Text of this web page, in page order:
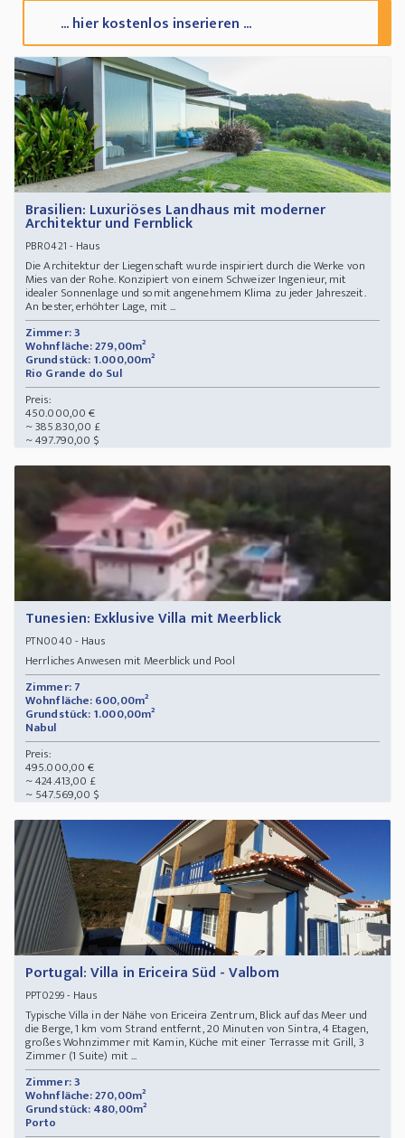
... hier kostenlos inserieren ...
Brasilien: Luxuriöses Landhaus mit moderner
Architektur und Fernblick
PBR0421 - Haus
Die Architektur der Liegenschaft wurde inspiriert durch die Werke von
Mies van der Rohe. Konzipiert von einem Schweizer Ingenieur, mit
idealer Sonnenlage und somit angenehmem Klima zu jeder Jahreszeit.
An bester, erhöhter Lage, mit ...
Zimmer: 3
Wohnfläche: 279,00m²
Grundstück: 1.000,00m²
Rio Grande do Sul
Preis:
450.000,00 €
~ 385.830,00 £
~ 497.790,00 $
Tunesien: Exklusive Villa mit Meerblick
PTN0040 - Haus
Herrliches Anwesen mit Meerblick und Pool
Zimmer: 7
Wohnfläche: 600,00m²
Grundstück: 1.000,00m²
Nabul
Preis:
495.000,00 €
~ 424.413,00 £
~ 547.569,00 $
Portugal: Villa in Ericeira Süd - Valbom
PPT0299- Haus
Typische Villa in der Nähe von Ericeira Zentrum, Blick auf das Meer und
die Berge, 1 km vom Strand entfernt, 20 Minuten von Sintra, 4 Etagen,
großes Wohnzimmer mit Kamin, Küche mit einer Terrasse mit Grill, 3
Zimmer (1 Suite) mit ...
Zimmer: 3
Wohnfläche: 270,00m²
Grundstück: 480,00m²
Porto